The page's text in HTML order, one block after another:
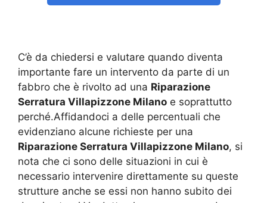
C’è da chiedersi e valutare quando diventa
importante fare un intervento da parte di un
fabbro che è rivolto ad una Riparazione
Serratura Villapizzone Milano e soprattutto
perché.Affidandoci a delle percentuali che
evidenziano alcune richieste per una
Riparazione Serratura Villapizzone Milano, si
nota che ci sono delle situazioni in cui è
necessario intervenire direttamente su queste
strutture anche se essi non hanno subito dei